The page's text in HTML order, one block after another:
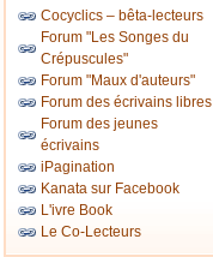
Cocyclics – bêta-lecteurs
Forum "Les Songes du
Crépuscules"
Forum "Maux d'auteurs"
Forum des écrivains libres
Forum des jeunes
écrivains
iPagination
Kanata sur Facebook
L'ivre Book
Le Co-Lecteurs